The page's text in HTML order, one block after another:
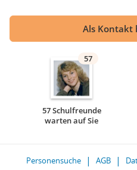
Als Kontakt
57
57 Schulfreunde
warten auf Sie
Personensuche AGB